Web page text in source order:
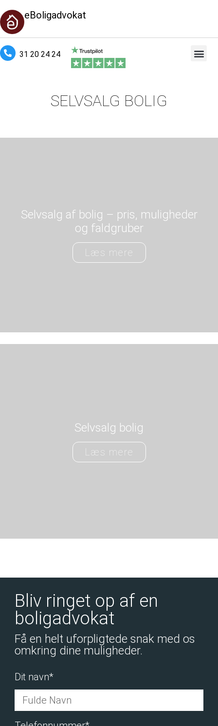
eBoligadvokat
31 20 24 24
SELVSALG BOLIG
Selvsalg af bolig – pris, muligheder
og faldgruber
Læs mere
Selvsalg bolig
Læs mere
Bliv ringet op af en
boligadvokat
Få en helt uforpligtede snak med os
omkring dine muligheder.
Dit navn*